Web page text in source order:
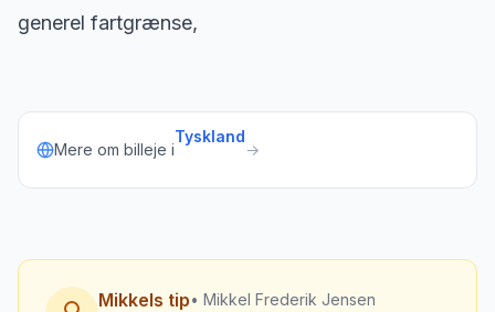
generel fartgrænse,
Mere om billeje i
Tyskland
→
Mikkels tip• Mikkel Frederik Jensen